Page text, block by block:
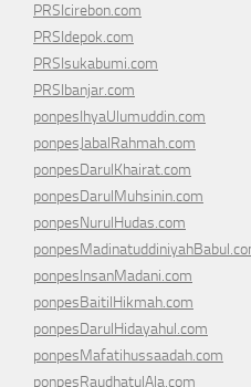
PRSIcirebon.com
PRSIdepok.com
PRSIsukabumi.com
PRSIbanjar.com
ponpesIhyaUlumuddin.com
ponpesJabalRahmah.com
ponpesDarulKhairat.com
ponpesDarulMuhsinin.com
ponpesNurulHudas.com
ponpesInsanMadani.com
ponpesBaitilHikmah.com
ponpesDarulHidayahul.com
ponpesMafatihussaadah.com
ponpesRaudhatulAla.com